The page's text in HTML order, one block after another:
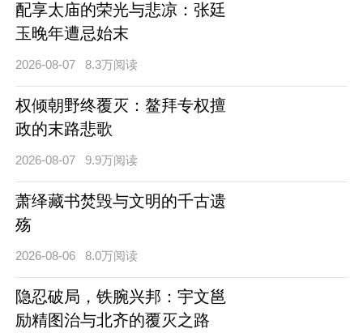
配享太庙的荣光与悲凉：张廷
玉晚年遭忌始末
2026-08-07 8.3万阅读
权倾朝野终覆灭：鳌拜专权擅
政的末路悲歌
2026-08-07 9.9万阅读
萧绎藏书焚毁与文明的千古遗
殇
2026-08-06 8.0万阅读
隐忍破局，铁腕兴邦：宇文邕
励精图治与北齐的覆灭之路